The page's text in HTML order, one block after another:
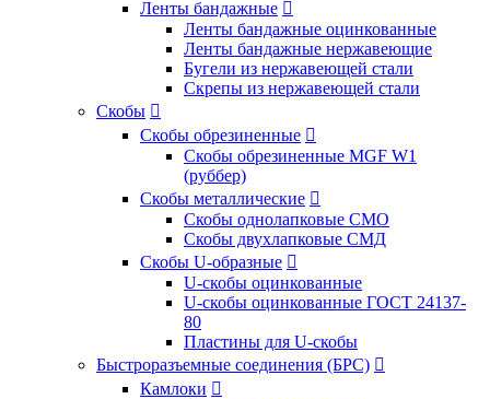
Ленты бандажные 
Ленты бандажные оцинкованные
Ленты бандажные нержавеющие
Бугели из нержавеющей стали
Скрепы из нержавеющей стали
Скобы 
Скобы обрезиненные 
Скобы обрезиненные MGF W1
(руббер)
Скобы металлические 
Скобы однолапковые СМО
Скобы двухлапковые СМД
Скобы U-образные 
U-скобы оцинкованные
U-скобы оцинкованные ГОСТ 24137-
80
Пластины для U-скобы
Быстроразъемные соединения (БРС) 
Камлоки 